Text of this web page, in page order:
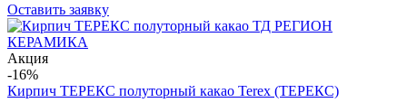
Оставить заявку
Акция
-16%
Кирпич ТЕРЕКС полуторный какао Terex (ТЕРЕКС)